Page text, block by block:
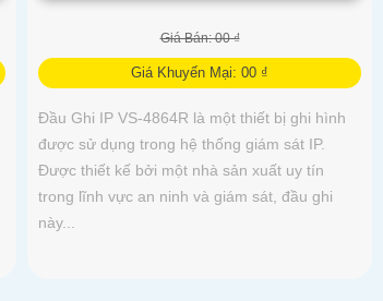
Giá Bán: 00 ₫
Giá Khuyến Mại: 00 ₫
Đầu Ghi IP VS-4864R là một thiết bị ghi hình
được sử dụng trong hệ thống giám sát IP.
Được thiết kế bởi một nhà sản xuất uy tín
trong lĩnh vực an ninh và giám sát, đầu ghi
này...